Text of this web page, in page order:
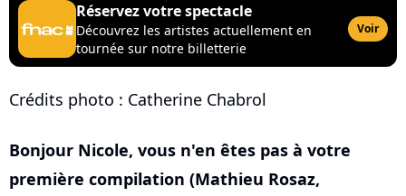
Réservez votre spectacle
Découvrez les artistes actuellement en
tournée sur notre billetterie
Voir
Crédits photo : Catherine Chabrol
Bonjour Nicole, vous n'en êtes pas à votre
première compilation (Mathieu Rosaz,